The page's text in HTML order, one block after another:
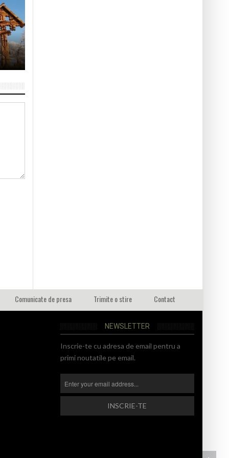
Comunicate de presa Trimite o stire Contact
NEWSLETTER
Inscrie-te cu adresa de email pentru a
primi noutatile pe email.